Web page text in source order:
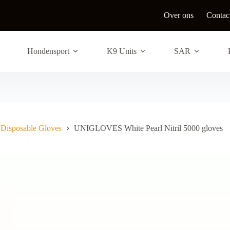
Over ons
Hondensport K9 Units SAR
Disposable Gloves UNIGLOVES White Pearl Nitril 5000 gloves